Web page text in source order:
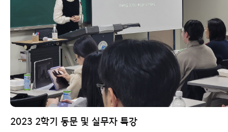
2023 2학기 동문 및 실무자 특강